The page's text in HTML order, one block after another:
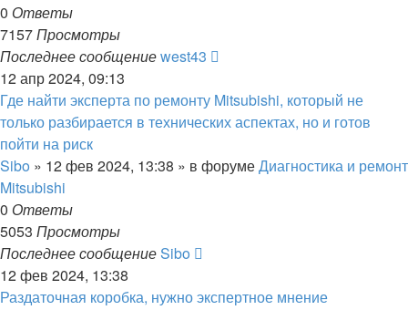
0 Ответы
7157Просмотры
Последнее сообщениеwest43
12 апр 2024, 09:13
Где найти эксперта по ремонту Mitsubishi, который не
только разбирается в технических аспектах, но и готов
пойти на риск
Sibo » 12 фев 2024, 13:38 » в форумеДиагностика и ремонт
Mitsubishi
0 Ответы
5053 Просмотры
Последнее сообщениеSibo
12 фев 2024, 13:38
Раздаточная коробка, нужно экспертное мнение